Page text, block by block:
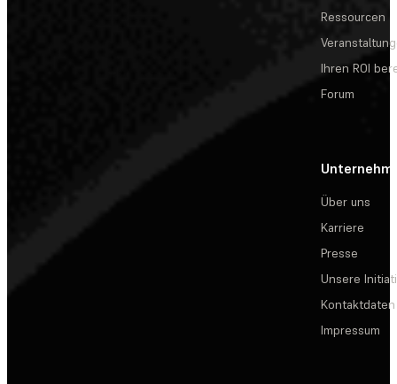
Ressourcen
Ihren ROI
Forum
Über uns
Karriere
Presse
Unsere
Kontaktdaten
Impressum